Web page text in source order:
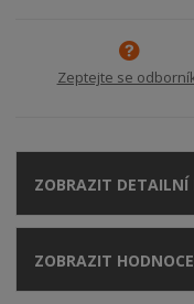
Zeptejte se
ZOBRAZIT DETAILNÍ
ZOBRAZIT